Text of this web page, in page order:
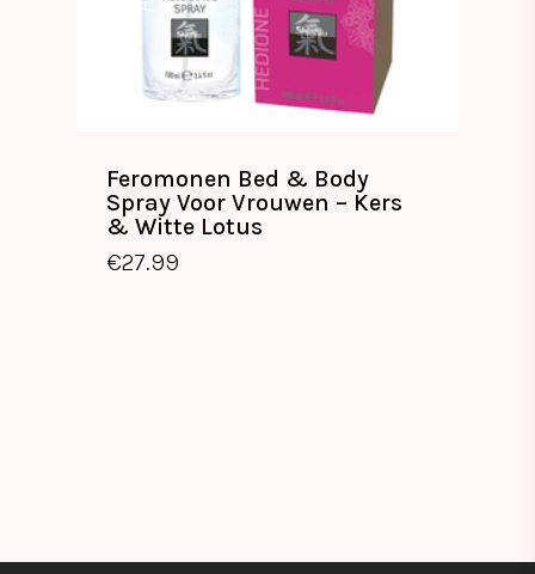
Feromonen Bed & Body
Spray Voor Vrouwen – Kers
& Witte Lotus
€27.99
€27.99